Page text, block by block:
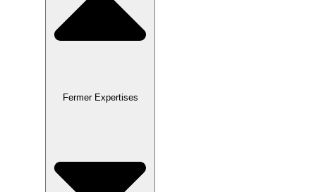
Fermer Expertises